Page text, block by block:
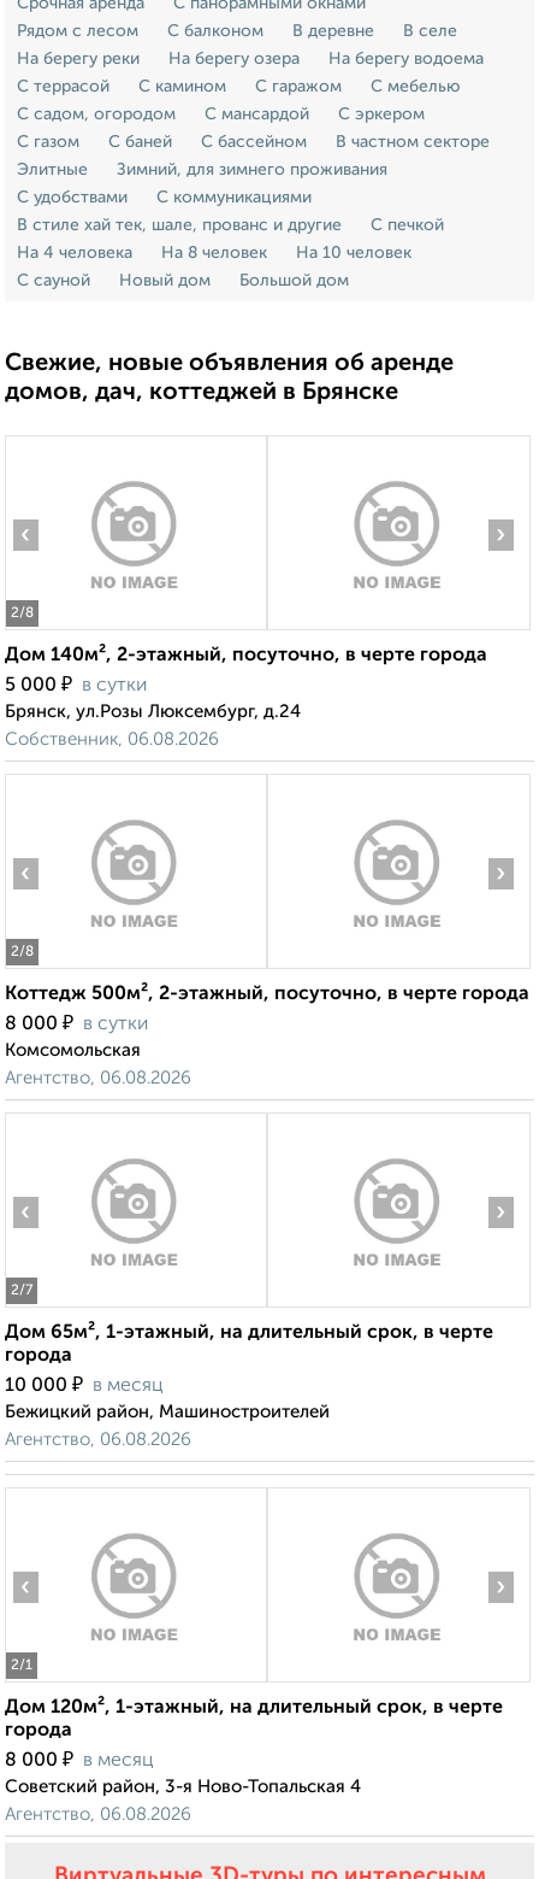
Срочная аренда
С панорамными окнами
Рядом с лесом
С балконом В деревне
В селе
На берегу реки
На берегу озера
На берегу водоема
С террасой
С камином С гаражом
С мебелью
С садом, огородом
С мансардой
С эркером
С газом
С баней С бассейном
В частном секторе
Элитные
Зимний, для зимнего проживания
С удобствами
С коммуникациями
В стиле хай тек, шале, прованс и другие
С печкой
На 4 человека
На 8 человек
На 10 человек
С сауной
Новый дом Большой дом
Свежие, новые объявления об аренде
домов, дач, коттеджей в Брянске
2/8
‹ ›
Дом 140м², 2-этажный, посуточно, в черте города
5 000 ₽ в сутки
Брянск, ул.Розы Люксембург, д.24
Собственник, 06.08.2026
2/8
‹ ›
Коттедж 500м², 2-этажный, посуточно, в черте города
8 000 ₽ в сутки
Комсомольская
Агентство, 06.08.2026
2/7
‹ ›
Дом 65м², 1-этажный, на длительный срок, в черте
города
10 000 ₽ в месяц
Бежицкий район, Машиностроителей
Агентство, 06.08.2026
2/1
‹ ›
Дом 120м², 1-этажный, на длительный срок, в черте
города
8 000 ₽ в месяц
Советский район, 3-я Ново-Топальская 4
Агентство, 06.08.2026